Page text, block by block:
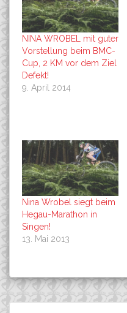
NINA WROBEL mit guter
Vorstellung beim BMC-
Cup, 2 KM vor dem Ziel
Defekt!
9. April 2014
Nina Wrobel siegt beim
Hegau-Marathon in
Singen!
13. Mai 2013